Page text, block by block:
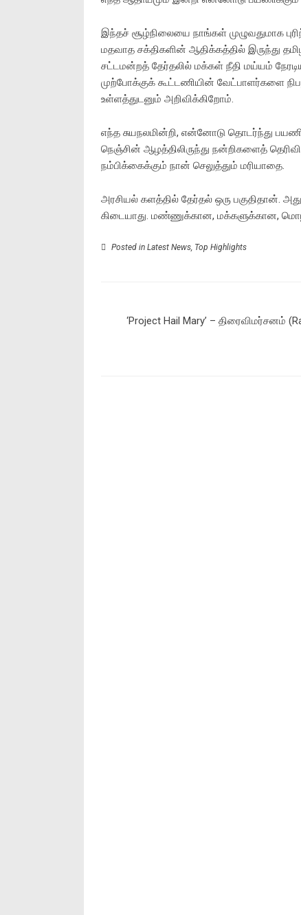
இந்தச் சூழ்நிலையை நாங்கள் முழுவதுமாக
மதவாத சக்திகளின் ஆதிக்கத்தில் இருந்து
சட்டமன்றத் தேர்தலில் மக்கள் நீதி மய்யம்
முற்போக்குக் கூட்டணியின் வேட்பாளர்களை
உள்ளத்துடனும் அறிவிக்கிறோம்.
எந்த சுயநலமின்றி, என்னோடு தொடர்ந்து
நெஞ்சின் ஆழத்திலிருந்து நன்றிகளைத்
நம்பிக்கைக்கும் நான் செலுத்தும் மரியாதை.
அரசியல் களத்தில் தேர்தல் ஒரு பகுதிதான்.
கிடையாது. மண்ணுக்கான, மக்களுக்கான,
Posted in Latest News Top Highlights
‘Project Hail Mary’ – திரைவிமர்சனம்